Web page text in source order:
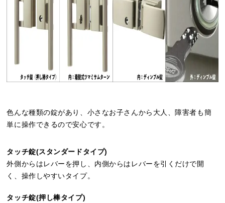
色んな種類の錠があり、小さなお子さんから大人、障害者も簡
単に操作できるので安心です。
タッチ錠(スタンダードタイプ)
外側からはレバーを押し、内側からはレバーを引くだけで開
く、操作しやすいタイプ。
タッチ錠(押し棒タイプ)